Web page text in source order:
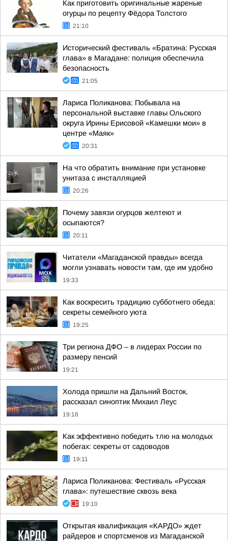
Как приготовить оригинальные жареные
огурцы по рецепту Фёдора Толстого
21:10
Исторический фестиваль «Братина: Русская
глава» в Магадане: полиция обеспечила
безопасность
21:05
Лариса Поликанова: Побывала на
персональной выставке главы Ольского
округа Ирины Ерисовой «Камешки мои» в
центре «Маяк»
20:31
На что обратить внимание при установке
унитаза с инсталляцией
20:26
Почему завязи огурцов желтеют и
осыпаются?
20:11
Читатели «Магаданской правды» всегда
могли узнавать новости там, где им удобно
19:33
Как воскресить традицию субботнего обеда:
секреты семейного уюта
19:25
Три региона ДФО – в лидерах России по
размеру пенсий
19:21
Холода пришли на Дальний Восток,
рассказал синоптик Михаил Леус
19:18
Как эффективно победить тлю на молодых
побегах: секреты от садоводов
19:11
Лариса Поликанова: Фестиваль «Русская
глава»: путешествие сквозь века
19:10
Открытая квалификация «КАРДО» ждет
райдеров и спортсменов из Магаданской